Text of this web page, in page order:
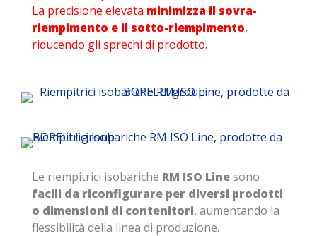
La precisione elevata minimizza il sovra-
riempimento e il sotto-riempimento,
riducendo gli sprechi di prodotto.
Le riempitrici isobariche RM ISO Linesono
facili da riconfigurare per diversi prodotti
o dimensioni di contenitori, aumentando la
flessibilità della linea di produzione.